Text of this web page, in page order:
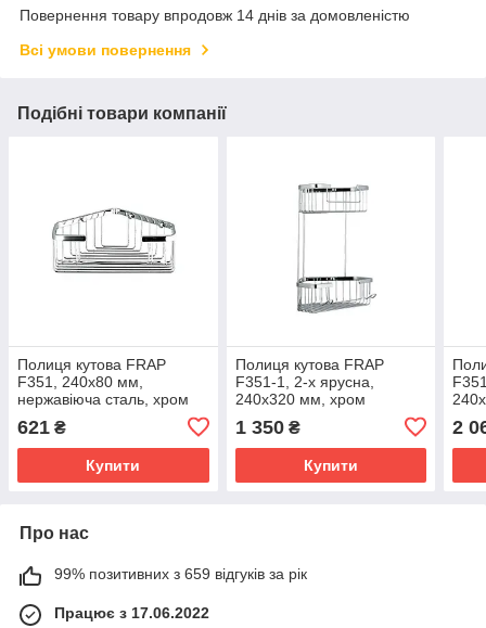
Повернення товару впродовж 14 днів за домовленістю
Всі умови повернення
Подібні товари компанії
Полиця кутова FRAP
F351, 240х80 мм,
нержавіюча сталь, хром
621 ₴
Купити
Полиця кутова FRAP
F351-1, 2-х ярусна,
240х320 мм, хром
1 350₴
Купити
2
Про нас
99% позитивних з 659 відгуків за рік
Працює з 17.06.2022